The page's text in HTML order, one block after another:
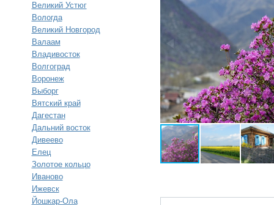
Великий Устюг
Вологда
Великий Новгород
Валаам
Владивосток
Волгоград
Воронеж
Выборг
Вятский край
Дагестан
Дальний восток
Дивеево
Елец
Золотое кольцо
Иваново
Ижевск
Йошкар-Ола